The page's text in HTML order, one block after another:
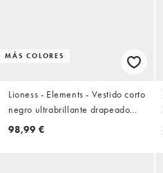
MÁS COLORES
Lioness - Elements - Vestido corto
negro ultrabrillante drapeado
con mangas globo y lazada en la
98,99 €